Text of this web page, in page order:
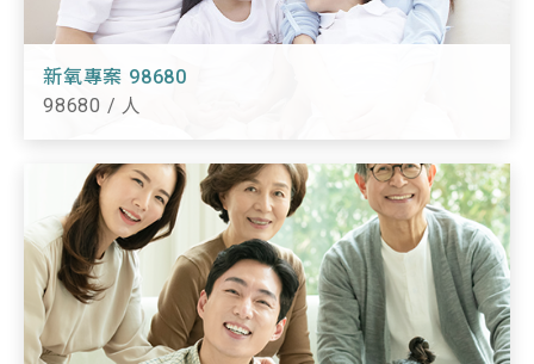
新氧專案 98680
98680 / 人